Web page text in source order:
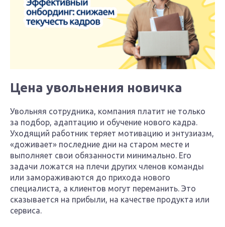
Цена увольнения новичка
Увольняя сотрудника, компания платит не только
за подбор, адаптацию и обучение нового кадра.
Уходящий работник теряет мотивацию и энтузиазм,
«доживает» последние дни на старом месте и
выполняет свои обязанности минимально. Его
задачи ложатся на плечи других членов команды
или замораживаются до прихода нового
специалиста, а клиентов могут переманить. Это
сказывается на прибыли, на качестве продукта или
сервиса.